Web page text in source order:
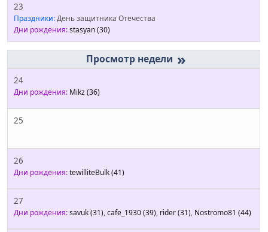
23
Праздники:День защитника Отечества
Дни рождения:stasyan(30)
»
24
Дни рождения: Mikz(36)
25
26
Дни рождения:tewilliteBulk(41)
27
Дни рождения:savuk(31),cafe_1930(39), rider(31), Nostromo81 (44)